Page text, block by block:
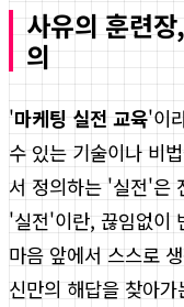
사유의 훈련
의
'마케팅 실전 교육'이
수 있는 기술이나 비
서 정의하는 '실전'은
'실전'이란, 끊임없이
마음 앞에서 스스로
신만의 해답을 찾아